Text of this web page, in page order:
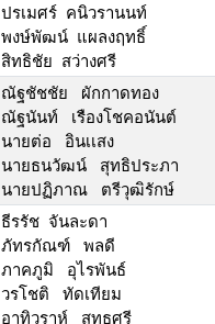
ปรเมศร์ คนิวรานนท์
พงษ์พัฒน์ แผลงฤทธิ์
สิทธิชัย สว่างศรี
ณัฐชัชชัย ผักกาดทอง
ณัฐนันท์ เรืองโชคอนันต์
นายต่อ อินเเสง
นายธนวัฒน์ สุทธิประภา
นายปฏิภาณ ตรีวุฒิรักษ์
ธีรรัช จันละดา
ภัทรกัณฑ์ พลดี
ภาคภูมิ อุไรพันธ์
วรโชติ ทัดเทียม
อาทิวราห์ สุทธศรี